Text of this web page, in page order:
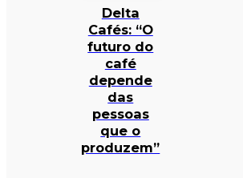
Delta
Cafés: “O
futuro do
café
depende
das
pessoas
que o
produzem”